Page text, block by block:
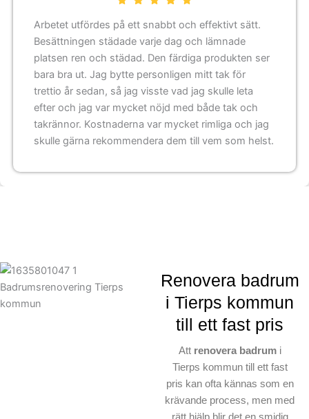
Arbetet utfördes på ett snabbt och effektivt sätt.
Besättningen städade varje dag och lämnade
platsen ren och städad. Den färdiga produkten ser
bara bra ut. Jag bytte personligen mitt tak för
trettio år sedan, så jag visste vad jag skulle leta
efter och jag var mycket nöjd med både tak och
takrännor. Kostnaderna var mycket rimliga och jag
skulle gärna rekommendera dem till vem som helst.
Renovera badrum
i Tierps kommun
till ett fast pris
Att renovera badrumi
Tierps kommun till ett fast
pris kan ofta kännas som en
krävande process, men med